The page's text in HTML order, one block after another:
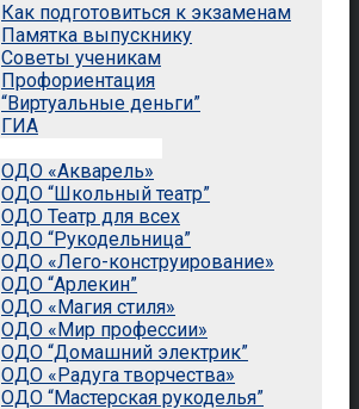
Как подготовиться к экзаменам
Памятка выпускнику
Советы ученикам
Профориентация
“Виртуальные деньги”
ГИА
ОДО «Акварель»
ОДО “Школьный театр”
ОДО Театр для всех
ОДО “Рукодельница”
ОДО «Лего-конструирование»
ОДО “Арлекин”
ОДО «Магия стиля»
ОДО «Мир профессии»
ОДО “Домашний электрик”
ОДО «Радуга творчества»
ОДО “Мастерская рукоделья”